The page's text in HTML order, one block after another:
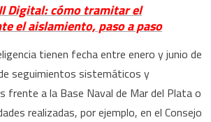
Digital: cómo tramitar el
el aislamiento, paso a paso
tienen fecha entre enero y junio de
seguimientos sistemáticos y
a la Base Naval de Mar del Plata o
realizadas, por ejemplo, en el Consejo